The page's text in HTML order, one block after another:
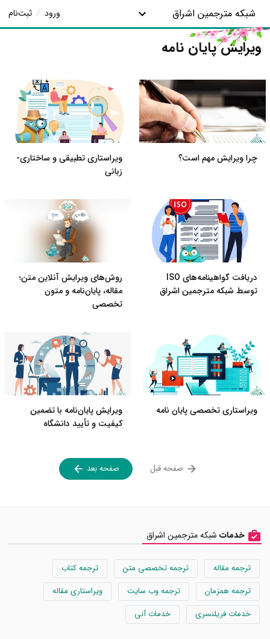
شبکه مترجمین اشراق ورود / ثبت‌نام
ویرایش پایان نامه
چرا ویرایش مهم است؟
ویراستاری تطبیقی و ساختاری-
زبانی
دریافت گواهینامه‌های ISO
توسط شبکه مترجمین اشراق
روش‌های ویرایش آنلاین متن؛
مقاله، پایان‌نامه و متون
تخصصی
ویراستاری تخصصی پایان نامه
ویرایش پایان‌نامه با تضمین
کیفیت و تأیید دانشگاه
صفحه قبل صفحه بعد
خدمات شبکه مترجمین اشراق
ترجمه مقاله ترجمه تخصصی متن
ترجمه کتاب
ترجمه همزمان
ترجمه وب سایت
ویراستاری مقاله
خدمات فریلنسری
خدمات آنی